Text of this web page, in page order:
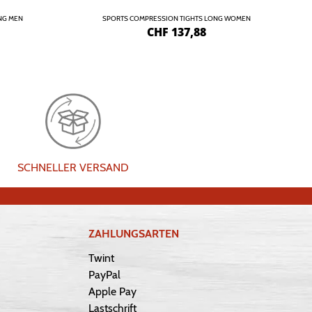
MEN SPORTS COMPRESSION TIGHTS LONG WOMEN
CHF 137,88
SCHNELLER VERSAND
ZAHLUNGSARTEN
Twint
PayPal
Apple Pay
Lastschrift